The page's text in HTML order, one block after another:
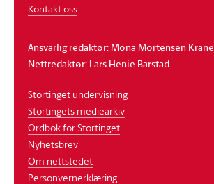
Kontakt oss
Ansvarlig redaktør: Mona Mortensen Krane
Nettredaktør: Lars Henie Barstad
Stortinget undervisning
Stortingets mediearkiv
Ordbok for Stortinget
Nyhetsbrev
Om nettstedet
Personvernerklæring